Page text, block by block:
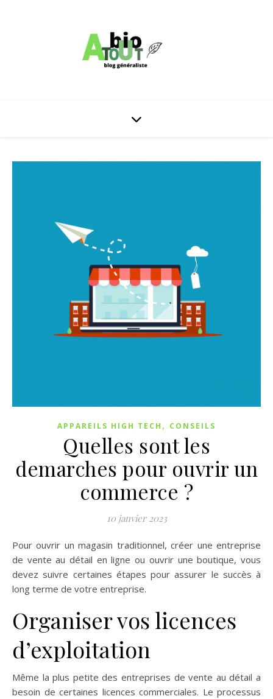
APPAREILS HIGH TECH , CONSEILS
Quelles sont les
demarches pour ouvrir un
commerce ?
10 janvier 2023
Pour ouvrir un magasin traditionnel, créer une entreprise
de vente au détail en ligne ou ouvrir une boutique, vous
devez suivre certaines étapes pour assurer le succès à
long terme de votre entreprise.
Organiser vos licences
d’exploitation
Même la plus petite des entreprises de vente au détail a
besoin de certaines licences commerciales. Le processus